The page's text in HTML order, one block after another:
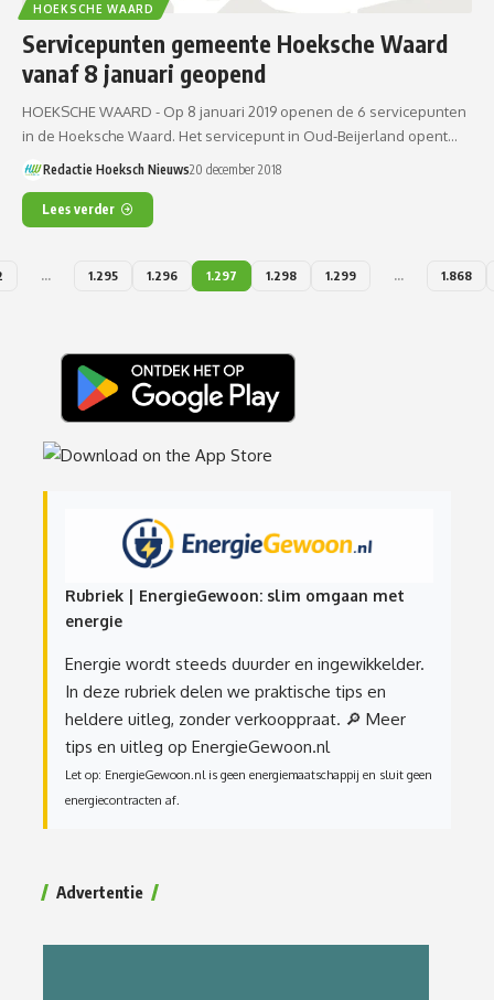
HOEKSCHE WAARD
Servicepunten gemeente Hoeksche Waard
vanaf 8 januari geopend
HOEKSCHE WAARD - Op 8 januari 2019 openen de 6 servicepunten
in de Hoeksche Waard. Het servicepunt in Oud-Beijerland opent…
Redactie Hoeksch Nieuws20 december 2018
Lees verder
… 1.295 1.296 1.297 1.298 1.299 … 1.868
Rubriek | EnergieGewoon: slim omgaan met
energie
Energie wordt steeds duurder en ingewikkelder.
In deze rubriek delen we praktische tips en
heldere uitleg, zonder verkooppraat. 🔎 Meer
tips en uitleg op EnergieGewoon.nl
Let op: EnergieGewoon.nl is geen energiemaatschappij en sluit geen
energiecontracten af.
Advertentie